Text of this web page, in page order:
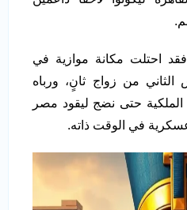
فقد احتلت مكانة موازية في
الثاني من زواج ثانٍ، ورباه
الملكية حتى نضج ليقود مصر
في الوقت ذاته.